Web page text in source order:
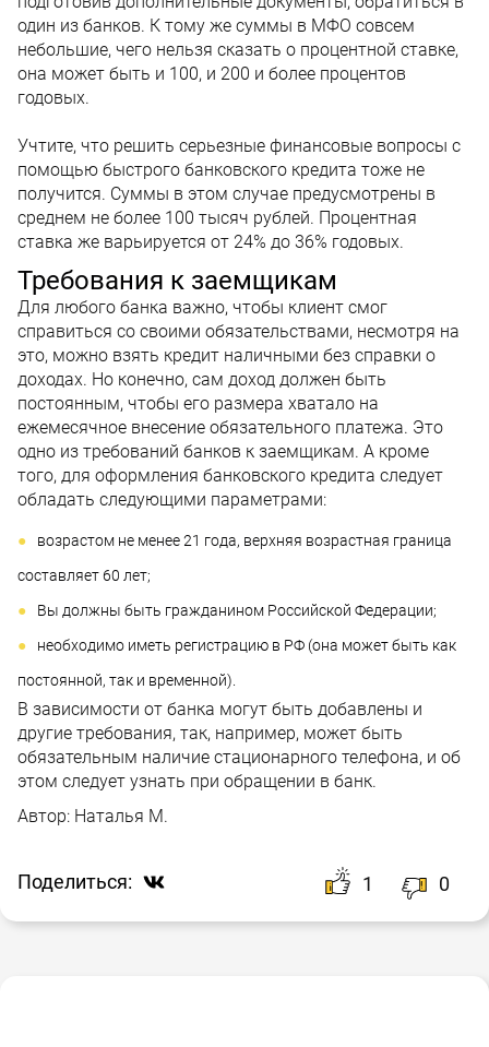
один из банков. К тому же суммы в МФО совсем
небольшие, чего нельзя сказать о процентной ставке,
она может быть и 100, и 200 и более процентов
годовых.
Учтите, что решить серьезные финансовые вопросы с
помощью быстрого банковского кредита тоже не
получится. Суммы в этом случае предусмотрены в
среднем не более 100 тысяч рублей. Процентная
ставка же варьируется от 24% до 36% годовых.
Требования к заемщикам
Для любого банка важно, чтобы клиент смог
справиться со своими обязательствами, несмотря на
это, можно взять кредит наличными без справки о
доходах. Но конечно, сам доход должен быть
постоянным, чтобы его размера хватало на
ежемесячное внесение обязательного платежа. Это
одно из требований банков к заемщикам. А кроме
того, для оформления банковского кредита следует
обладать следующими параметрами:
возрастом не менее 21 года, верхняя возрастная граница
составляет 60 лет;
Вы должны быть гражданином Российской Федерации;
необходимо иметь регистрацию в РФ (она может быть как
постоянной, так и временной).
В зависимости от банка могут быть добавлены и
другие требования, так, например, может быть
обязательным наличие стационарного телефона, и об
этом следует узнать при обращении в банк.
Автор: Наталья М.
Поделиться: 1 0